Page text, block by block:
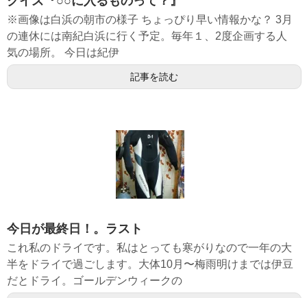
※画像は白浜の朝市の様子 ちょっぴり早い情報かな？ 3月
の連休には南紀白浜に行く予定。毎年１、2度企画する人
気の場所。 今日は紀伊
記事を読む
今日が最終日！。ラスト
これ私のドライです。私はとっても寒がりなので一年の大
半をドライで過ごします。大体10月〜梅雨明けまでは伊豆
だとドライ。ゴールデンウィークの